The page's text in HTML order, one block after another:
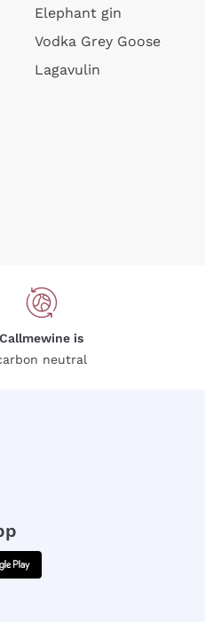
Elephant gin
Vodka Grey Goose
Lagavulin
Callmewine is
neutral